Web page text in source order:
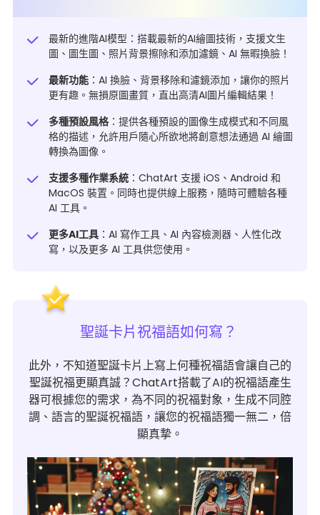
最新的進階AI模型：搭載最新的AI繪圖技術，支援文生
圖、圖生圖、照片背景擦除和添加濾鏡、AI 無暇換臉！
最新功能 ：AI 換臉、 背景移除和濾鏡添加，讓你的照片
更有趣。無損原圖畫質，直出高清AI圖片編輯結果！
多種預設風格：提供各種預設的圖像生成模式和不同風
格的描述，允許用戶隨心所欲地將創意想法通過 AI 繪圖
轉換為圖像。
支援多種作業系統 ：ChatArt 支援 iOS、Android 和
MacOS 裝置。同時也提供線上服務，隨時可體驗各種
AI 工具。
更多AI工具 ：AI 寫作工具、AI 內容檢測器、人性化改
寫，以及更多 AI 工具供您使用。
聖誕卡片祝福語如何寫？
此外，不知道聖誕卡片上寫上何種祝福語會讓自己的
聖誕祝福更顯真誠？ChatArt搭載了AI的祝福語產生
器可根據您的需求，為不同的祝福對象，生成不同腔
調、語言的聖誕祝福語，讓您的祝福語獨一無二，倍
顯真摯。